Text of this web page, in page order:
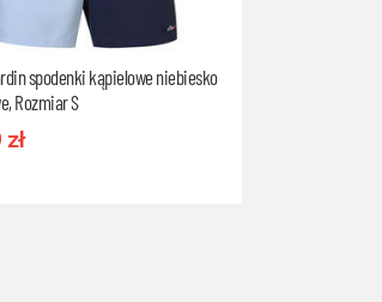
spodenki kąpielowe niebiesko
Rozmiar S